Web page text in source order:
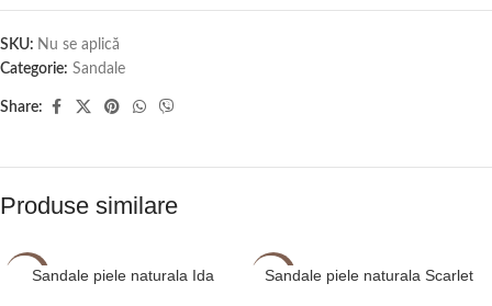
SKU: Nu se aplică
Categorie: Sandale
Share:
Produse similare
-20%Sandale piele naturala Ida -20%
Sandale piele naturala Scarlet